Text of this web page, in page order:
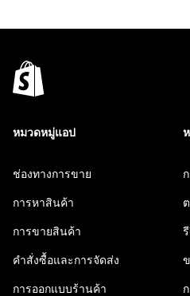
หมวดหมู่แอป
ช่องทางการขาย
การหาสินค้า
การขายสินค้า
คำสั่งซื้อและการจัดส่ง
การออกแบบร้านค้า